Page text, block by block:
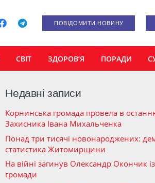
ПОВІДОМИТИ НОВИНУ
СВІТ ЗДОРОВ’Я ПОРАДИ
Недавні записи
Корнинська громада провела в
Захисника Івана Михальченка
Понад три тисячі новонароджених:
статистика Житомирщини
На війні загинув Олександр Окончик
громади